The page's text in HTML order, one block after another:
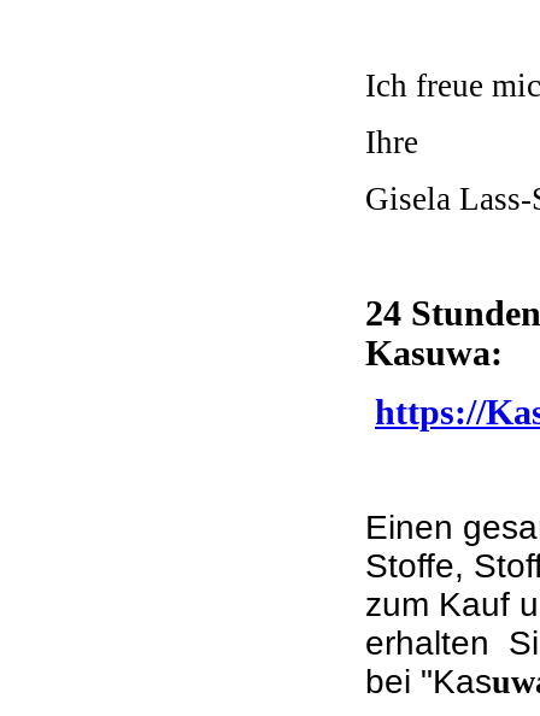
Ich freue
Ihre
Gisela
24
Kasuwa:
https://
Einen
Stoffe,
zum Kauf
erhalten
bei "Kas